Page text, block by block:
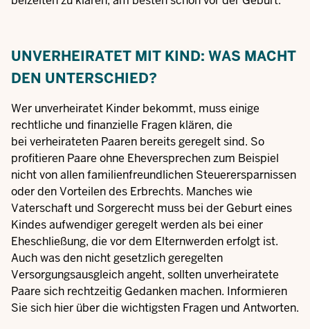
UNVERHEIRATET MIT KIND: WAS MACHT
DEN UNTERSCHIED?
Wer unverheiratet Kinder bekommt, muss einige
rechtliche und finanzielle Fragen klären, die
bei verheirateten Paaren bereits geregelt sind. So
profitieren Paare ohne Eheversprechen zum Beispiel
nicht von allen familienfreundlichen Steuerersparnissen
oder den Vorteilen des Erbrechts. Manches wie
Vaterschaft und Sorgerecht muss bei der Geburt eines
Kindes aufwendiger geregelt werden als bei einer
Eheschließung, die vor dem Elternwerden erfolgt ist.
Auch was den nicht gesetzlich geregelten
Versorgungsausgleich angeht, sollten unverheiratete
Paare sich rechtzeitig Gedanken machen. Informieren
Sie sich hier über die wichtigsten Fragen und Antworten.